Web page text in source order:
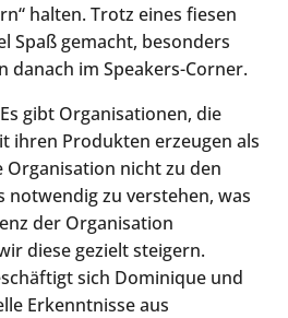
halten. Trotz eines fiesen
Spaß gemacht, besonders
danach im Speakers-Corner.
Es gibt Organisationen, die
ihren Produkten erzeugen als
Organisation nicht zu den
notwendig zu verstehen, was
der Organisation
diese gezielt steigern.
sich Dominique und
Erkenntnisse aus